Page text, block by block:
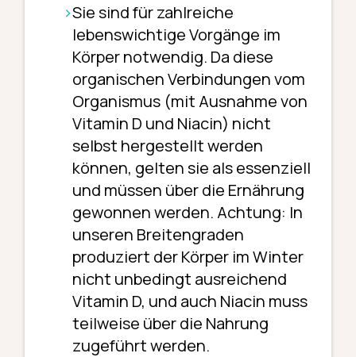
Sie sind für zahlreiche
lebenswichtige Vorgänge im
Körper notwendig. Da diese
organischen Verbindungen vom
Organismus (mit Ausnahme von
Vitamin D und Niacin) nicht
selbst hergestellt werden
können, gelten sie als essenziell
und müssen über die Ernährung
gewonnen werden. Achtung: In
unseren Breitengraden
produziert der Körper im Winter
nicht unbedingt ausreichend
Vitamin D, und auch Niacin muss
teilweise über die Nahrung
zugeführt werden.